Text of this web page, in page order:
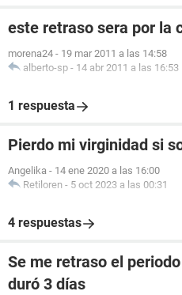
este retraso sera por la
morena24 - 19 mar 2011 a las 14:58
alberto-sp - 14 abr 2011 a las 16:53
1 respuesta
Pierdo mi virginidad si
Angelika - 14 ene 2020 a las 16:00
Retiloren - 5 oct 2023 a las 00:31
4 respuestas
Se me retraso el
duró 3 días